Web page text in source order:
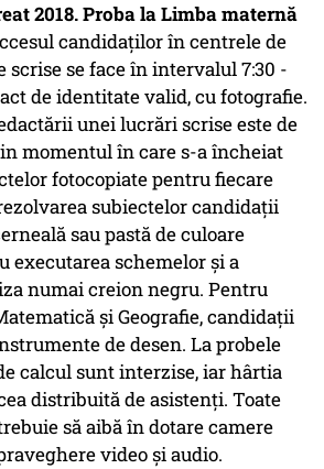
2018. Proba la Limba maternă
candidaţilor în centrele de
scrise se face în intervalul 7:30 -
de identitate valid, cu fotografie.
unei lucrări scrise este de
momentul în care s-a încheiat
fotocopiate pentru fiecare
subiectelor candidaţii
sau pastă de culoare
executarea schemelor şi a
numai creion negru. Pentru
şi Geografie, candidaţii
de desen. La probele
calcul sunt interzise, iar hârtia
distribuită de asistenţi. Toate
să aibă în dotare camere
video şi audio.